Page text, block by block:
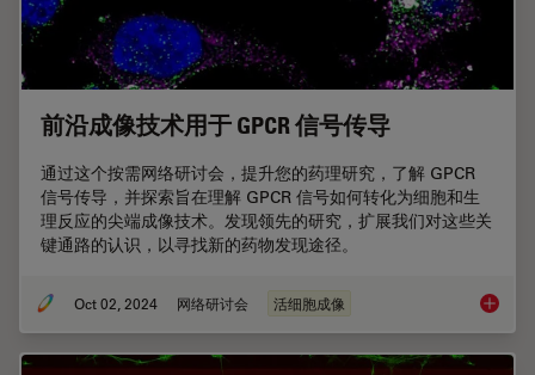
前沿成像技术用于 GPCR 信号传导
通过这个按需网络研讨会，提升您的药理研究，了解 GPCR
信号传导，并探索旨在理解 GPCR 信号如何转化为细胞和生
理反应的尖端成像技术。发现领先的研究，扩展我们对这些关
键通路的认识，以寻找新的药物发现途径。
Oct 02, 2024 网络研讨会 活细胞成像 前沿成